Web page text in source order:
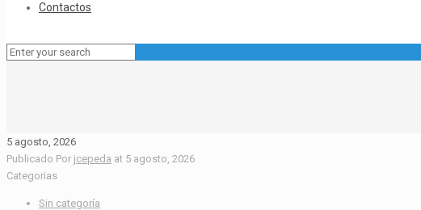
Contactos
5 agosto, 2026
Publicado Por jcepeda at 5 agosto, 2026
Categorias
Sin categoría